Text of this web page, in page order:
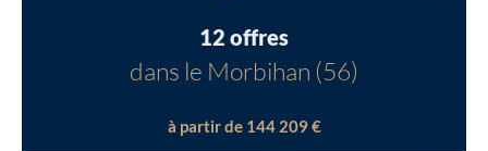
12 offres
dans le Morbihan (56)
à partir de 144 209 €